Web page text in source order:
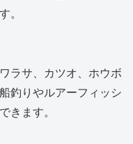
。
ラサ、カツオ、ホウボ
釣りやルアーフィッシ
きます。